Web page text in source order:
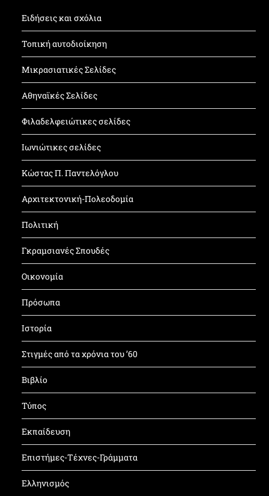
Ειδήσεις και σχόλια
Τοπική αυτοδιοίκηση
Μικρασιατικές Σελίδες
Αθηναϊκές Σελίδες
Φιλαδελφειώτικες σελίδες
Ιωνιώτικες σελίδες
Κώστας Π. Παντελόγλου
Αρχιτεκτονική-Πολεοδομία
Πολιτική
Γκραμσιανές Σπουδές
Οικονομία
Πρόσωπα
Ιστορία
Στιγμές από τα χρόνια του ’60
Βιβλίο
Τύπος
Εκπαίδευση
Επιστήμες-Τέχνες-Γράμματα
Ελληνισμός